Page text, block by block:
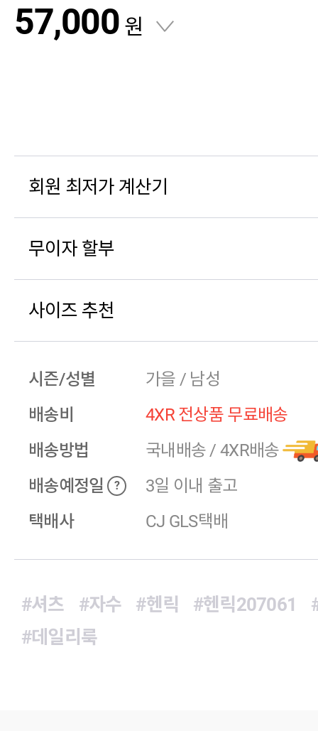
57,000 원
회원 최저가 계산기
무이자 할부
사이즈 추천
시즌/성별
가을 / 남성
배송비
4XR 전상품 무료배송
배송방법
국내배송 / 4XR배송
배송예정일
?
3일 이내 출고
택배사
CJ GLS택배
#셔츠 #자수 #헨릭 #헨릭207061
#데일리룩